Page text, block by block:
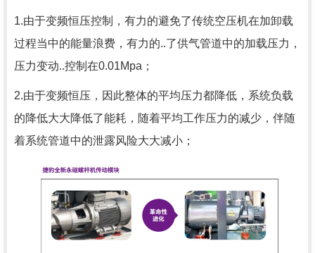
1.由于变频恒压控制，有力的避免了传统空压机在加卸载
过程当中的能量浪费，有力的..了供气管道中的加载压力，
压力变动..控制在0.01Mpa；
2.由于变频恒压，因此整体的平均压力都降低，系统负载
的降低大大降低了能耗，随着平均工作压力的减少，伴随
着系统管道中的泄露风险大大减小；